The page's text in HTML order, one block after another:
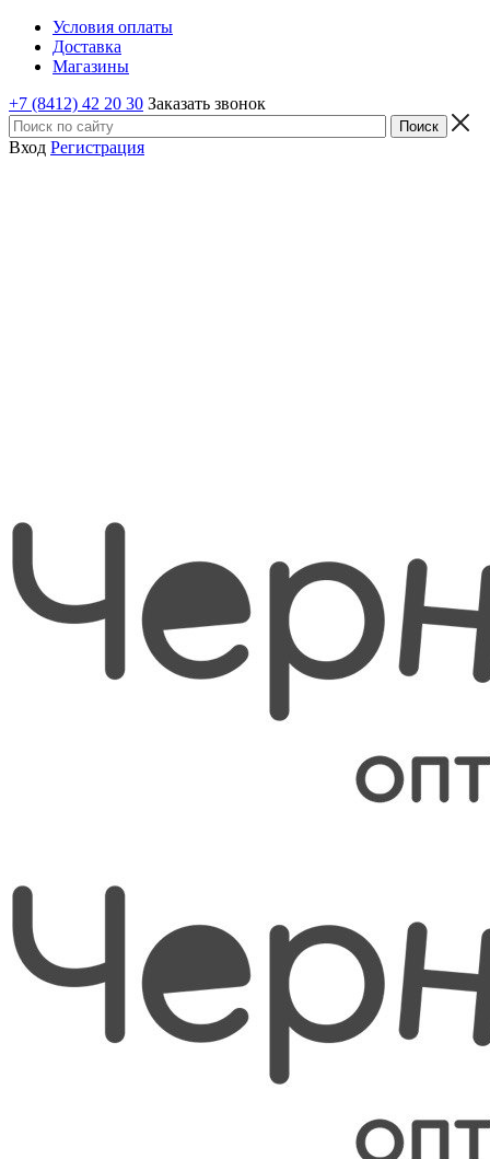
Условия оплаты
Доставка
Магазины
+7 (8412) 42 20 30 Заказать звонок
Вход Регистрация